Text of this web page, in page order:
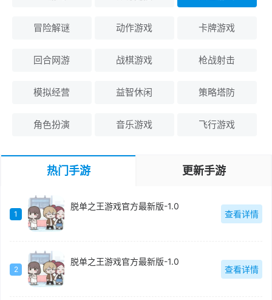
冒险解谜 动作游戏 卡牌游戏
回合网游 战棋游戏 枪战射击
模拟经营 益智休闲 策略塔防
角色扮演 音乐游戏 飞行游戏
热门手游 更新手游
1
脱单之王游戏官方最新版-1.0
查看详情
2
脱单之王游戏官方最新版-1.0
查看详情